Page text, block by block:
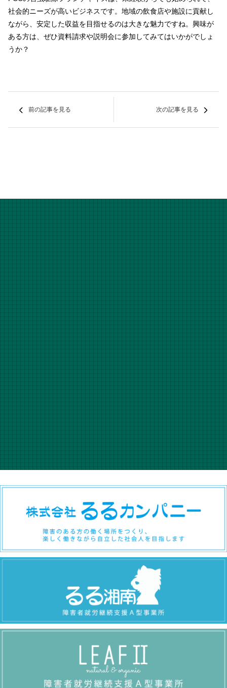
社会的ニーズが高いビジネスです。地域の飲食店や施設に貢献し
ながら、安定した収益を目指せるのは大きな魅力ですね。興味が
ある方は、ぜひ資料請求や説明会に参加してみてはいかがでしょ
うか？
前の記事を見る 次の記事を見る